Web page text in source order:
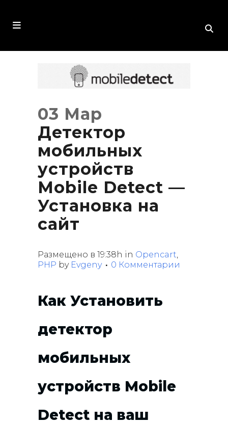
03 Мар
Детектор
мобильных
устройств
Mobile Detect —
Установка на
сайт
Размещено в 19:38h in Opencart
PHP by Evgeny 0 Комментарии
Как Установить
детектор
мобильных
устройств Mobile
Detect на ваш